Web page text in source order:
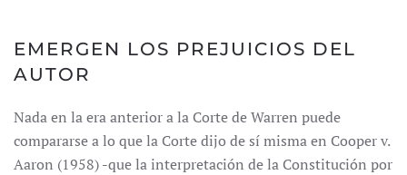
EMERGEN LOS PREJUICIOS DEL
AUTOR
Nada en la era anterior a la Corte de Warren puede
compararse a lo que la Corte dijo de sí misma en Cooper v.
Aaron (1958) -que la interpretación de la Constitución por